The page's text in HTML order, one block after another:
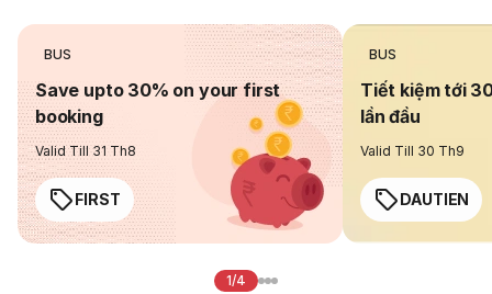
BUS
Save upto 30% on your first
booking
Valid Till 31 Th8
FIRST
BUS
Tiết kiệm tới
lần đầu
Valid Till 30 Th9
DAUTIEN
1/4